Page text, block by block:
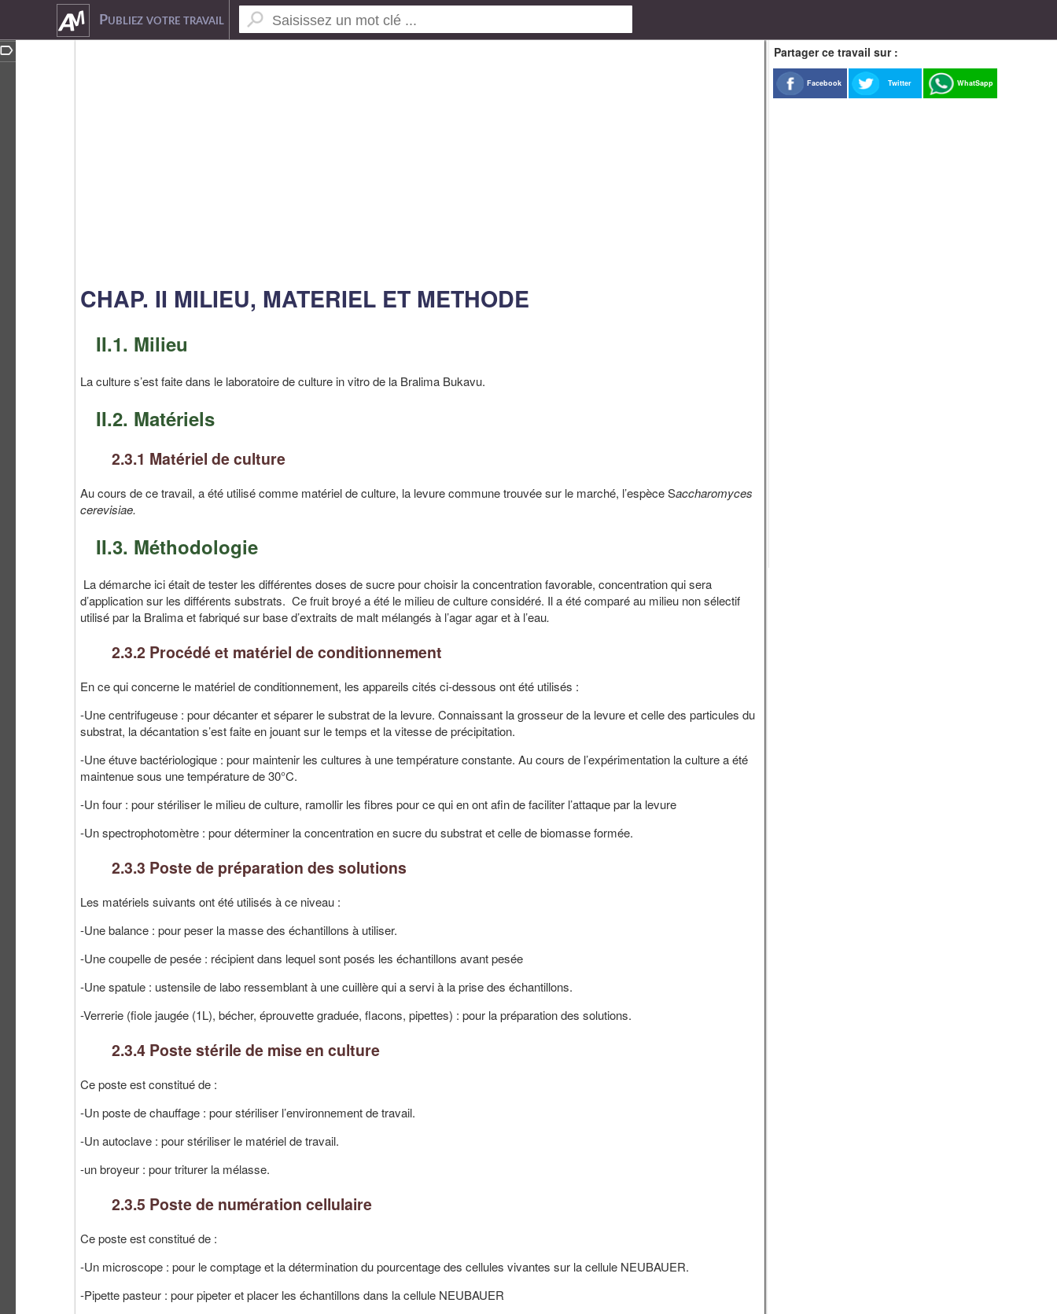
Publiez votre travail
CHAP. II MILIEU, MATERIEL ET METHODE
II.1. Milieu
La culture s’est faite dans le laboratoire de culture in vitro de la Bralima Bukavu.
II.2. Matériels
2.3.1 Matériel de culture
Au cours de ce travail, a été utilisé comme matériel de culture, la levure commune trouvée sur le marché, l’espèce Saccharomyces
cerevisiae.
II.3. Méthodologie
La démarche ici était de tester les différentes doses de sucre pour choisir la concentration favorable, concentration qui sera
d’application sur les différents substrats. Ce fruit broyé a été le milieu de culture considéré. Il a été comparé au milieu non sélectif
utilisé par la Bralima et fabriqué sur base d’extraits de malt mélangés à l’agar agar et à l’eau.
2.3.2 Procédé et matériel de conditionnement
En ce qui concerne le matériel de conditionnement, les appareils cités ci-dessous ont été utilisés :
-Une centrifugeuse : pour décanter et séparer le substrat de la levure. Connaissant la grosseur de la levure et celle des particules du
substrat, la décantation s’est faite en jouant sur le temps et la vitesse de précipitation.
-Une étuve bactériologique : pour maintenir les cultures à une température constante. Au cours de l’expérimentation la culture a été
maintenue sous une température de 30°C.
-Un four : pour stériliser le milieu de culture, ramollir les fibres pour ce qui en ont afin de faciliter l’attaque par la levure
-Un spectrophotomètre : pour déterminer la concentration en sucre du substrat et celle de biomasse formée.
2.3.3 Poste de préparation des solutions
Les matériels suivants ont été utilisés à ce niveau :
-Une balance : pour peser la masse des échantillons à utiliser.
-Une coupelle de pesée : récipient dans lequel sont posés les échantillons avant pesée
-Une spatule : ustensile de labo ressemblant à une cuillère qui a servi à la prise des échantillons.
-Verrerie (fiole jaugée (1L), bécher, éprouvette graduée, flacons, pipettes) : pour la préparation des solutions.
2.3.4 Poste stérile de mise en culture
Ce poste est constitué de :
-Un poste de chauffage : pour stériliser l’environnement de travail.
-Un autoclave : pour stériliser le matériel de travail.
-un broyeur : pour triturer la mélasse.
2.3.5 Poste de numération cellulaire
Ce poste est constitué de :
-Un microscope : pour le comptage et la détermination du pourcentage des cellules vivantes sur la cellule NEUBAUER.
-Pipette pasteur : pour pipeter et placer les échantillons dans la cellule NEUBAUER
Partager ce travail sur :
Facebook Twitter WhatSapp